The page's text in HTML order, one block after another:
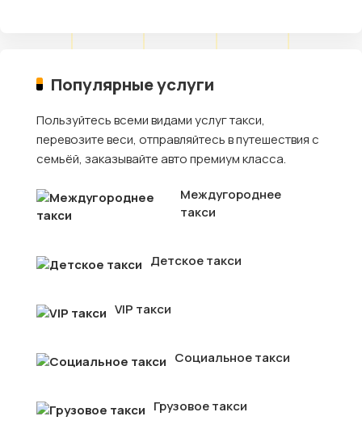
Популярные услуги
Пользуйтесь всеми видами услуг такси,
перевозите веси, отправляйтесь в путешествия с
семьёй, заказывайте авто премиум класса.
Междугороднее
такси
Детское такси
VIP такси
Социальное такси
Грузовое такси